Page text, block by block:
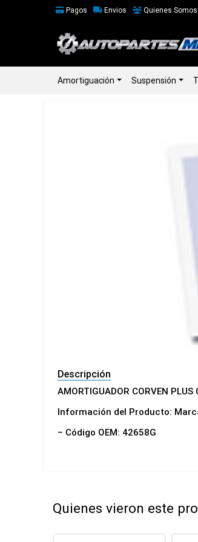
Pagos Envios Quienes Somos
Amortiguación Suspensión
Descripción
AMORTIGUADOR CORVEN PLUS
Información del Producto:
– Código OEM: 42658G
Quienes vieron este